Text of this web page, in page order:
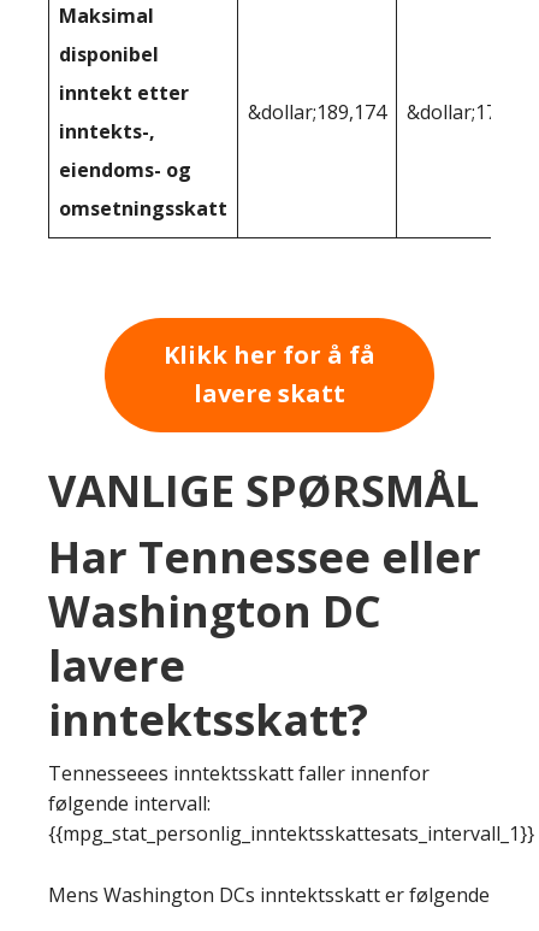
Maksimal
disponibel
inntekt etter
inntekts-,
eiendoms- og
omsetningsskatt
&dollar;189,174
Klikk her for å få
lavere skatt
VANLIGE SPØRSMÅL
Har Tennessee eller
Washington DC
lavere
inntektsskatt?
Tennesseees inntektsskatt faller innenfor
følgende intervall:
{{mpg_stat_personlig_inntektsskattesats_intervall_1}}
Mens Washington DCs inntektsskatt er følgende